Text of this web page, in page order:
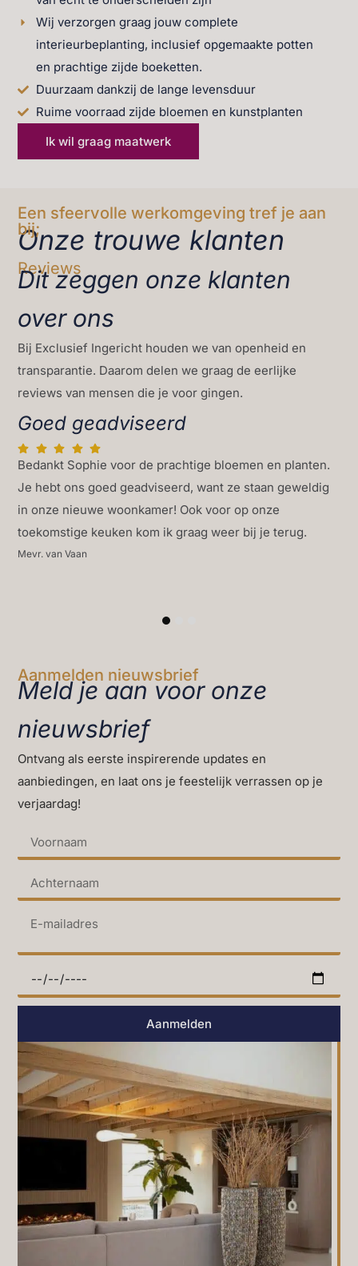
Wij verzorgen graag jouw complete
interieurbeplanting, inclusief opgemaakte potten
en prachtige zijde boeketten.
Duurzaam dankzij de lange levensduur
Ruime voorraad zijde bloemen en kunstplanten
Ik wil graag maatwerk
Onze trouwe klanten
Een sfeervolle werkomgeving tref je aan
bij;
Reviews
Dit zeggen onze klanten
over ons
Bij Exclusief Ingericht houden we van openheid en
transparantie. Daarom delen we graag de eerlijke
reviews van mensen die je voor gingen.
Goed geadviseerd
Bedankt Sophie voor de prachtige bloemen en planten.
Je hebt ons goed geadviseerd, want ze staan geweldig
in onze nieuwe woonkamer! Ook voor op onze
toekomstige keuken kom ik graag weer bij je terug.
Mevr. van Vaan
Meld je aan voor onze
nieuwsbrief
Ontvang als eerste inspirerende updates en
aanbiedingen, en laat ons je feestelijk verrassen op je
verjaardag!
Aanmelden
Aanmelden nieuwsbrief